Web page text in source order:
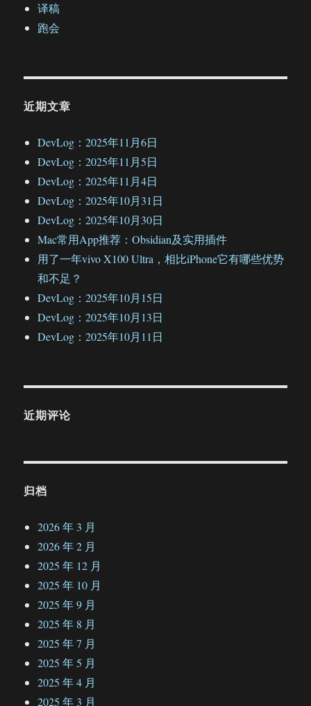
译稿
跑会
近期文章
DevLog：2025年11月6日
DevLog：2025年11月5日
DevLog：2025年11月4日
DevLog：2025年10月31日
DevLog：2025年10月30日
Mac常用App推荐：Obsidian及实用插件
用了一年vivo X100 Ultra，相比iPhone它有哪些优势
和不足？
DevLog：2025年10月15日
DevLog：2025年10月13日
DevLog：2025年10月11日
近期评论
归档
2026 年 3 月
2026 年 2 月
2025 年 12 月
2025 年 10 月
2025 年 9 月
2025 年 8 月
2025 年 7 月
2025 年 5 月
2025 年 4 月
2025 年 3 月